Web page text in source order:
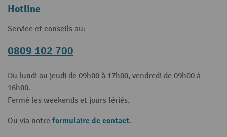
Hotline
Service et conseils au:
0809 102 700
Du lundi au jeudi de 09h00 à 17h00, vendredi de 09h00 à
16h00.
Fermé les weekends et jours fériés.
Ou via notre formulaire de contact.